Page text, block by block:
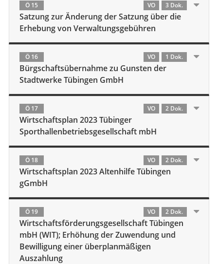
Ö 15 VO 3 Dok.
Satzung zur Änderung der Satzung über die
Erhebung von Verwaltungsgebühren
Ö 16 VO 1 Dok.
Bürgschaftsübernahme zu Gunsten der
Stadtwerke Tübingen GmbH
Ö 17 VO 2 Dok.
Wirtschaftsplan 2023 Tübinger
Sporthallenbetriebsgesellschaft mbH
Ö 18 VO 2 Dok.
Wirtschaftsplan 2023 Altenhilfe Tübingen
gGmbH
Ö 19 VO 2 Dok.
Wirtschaftsförderungsgesellschaft Tübingen
mbH (WIT); Erhöhung der Zuwendung und
Bewilligung einer überplanmäßigen
Auszahlung